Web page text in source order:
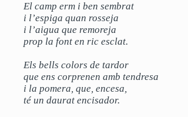
El camp erm i ben sembrat
i l’espiga quan rosseja
i l’aigua que remoreja
prop la font en ric esclat.
Els bells colors de tardor
que ens corprenen amb tendresa
i la pomera, que, encesa,
té un daurat encisador.